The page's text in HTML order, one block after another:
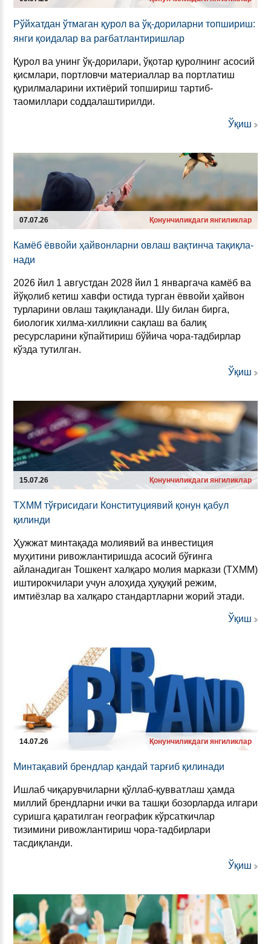
Рўйхат­дан ўтма­ган қурол ва ўқ-до­ри­лар­ни топ­ши­риш:
ян­ги қоида­лар ва рағбат­лан­ти­риш­лар
Қурол ва унинг ўқ-дорилари, ўқотар қуролнинг асосий
қисмлари, портловчи материаллар ва портлатиш
қурилмаларини ихтиёрий топшириш тартиб-
таомиллари соддалаштирилди.
Ўқиш
07.07.26 Қонунчиликдаги янгиликлар
Ка­мёб ёв­войи ҳай­вон­лар­ни ов­лаш вақтин­ча тақиқла­
на­ди
2026 йил 1 августдан 2028 йил 1 январгача камёб ва
йўқолиб кетиш хавфи остида турган ёввойи ҳайвон
турларини овлаш тақиқланади. Шу билан бирга,
биологик хилма-хилликни сақлаш ва балиқ
ресурсларини кўпайтириш бўйича чора-тадбирлар
кўзда тутилган.
Ўқиш
15.07.26 Қонунчиликдаги янгиликлар
ТХММ тўғри­си­да­ги Кон­сти­ту­ци­явий қонун қабул
қилин­ди
Ҳужжат минтақада молиявий ва инвестиция
муҳитини ривожлантиришда асосий бўғинга
айланадиган Тошкент халқаро молия маркази (ТХММ)
иштирокчилари учун алоҳида ҳуқуқий режим,
имтиёзлар ва халқаро стандартларни жорий этади.
Ўқиш
14.07.26 Қонунчиликдаги янгиликлар
Мин­тақавий брен­длар қан­дай тарғиб қили­на­ди
Ишлаб чиқарувчиларни қўллаб-қувватлаш ҳамда
миллий брендларни ички ва ташқи бозорларда илгари
суришга қаратилган географик кўрсаткичлар
тизимини ривожлантириш чора-тадбирлари
тасдиқланди.
Ўқиш